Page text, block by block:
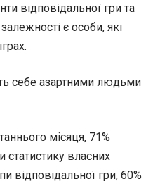
відповідальної гри та
є особи, які
місяця, 71%
власних
відповідальної гри, 60%